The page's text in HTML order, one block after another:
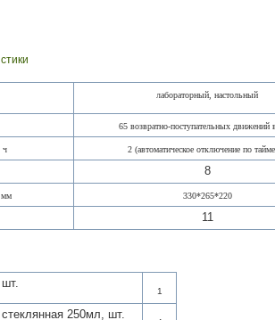
лабораторный, настольный
65 возвратно-поступательных движений
ч 2 (автоматическое отключение по
8
мм 330*265*220
11
1
250мл, шт.